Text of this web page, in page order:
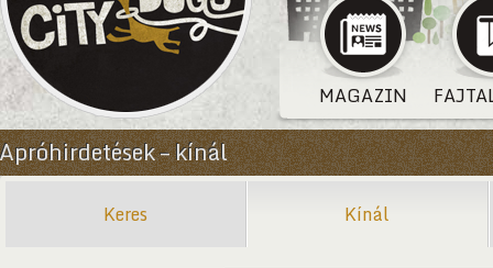
MAGAZIN
Apróhirdetések – kínál
Keres Kínál